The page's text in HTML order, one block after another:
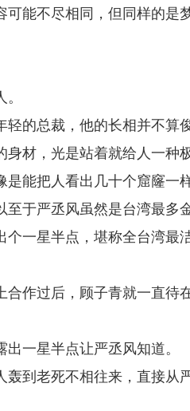
能不尽相同，但同样的是
的总裁，他的长相并不算
材，光是站着就给人一种
能把人看出几十个窟窿一样
于严丞风虽然是台湾最多
一星半点，堪称全台湾最
作过后，顾子青就一直待
一星半点让严丞风知道。
到老死不相往来，直接从